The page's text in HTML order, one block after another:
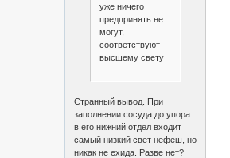
уже ничего
предпринять не
могут,
соответствуют
высшему свету
Странный вывод. При
заполнении сосуда до упора
в его нижний отдел входит
самый низкий свет нефеш, но
никак не ехида. Разве нет?